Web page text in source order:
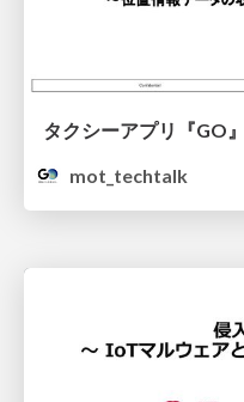
mot_techtalk